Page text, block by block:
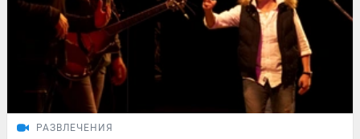
РАЗВЛЕЧЕНИЯ